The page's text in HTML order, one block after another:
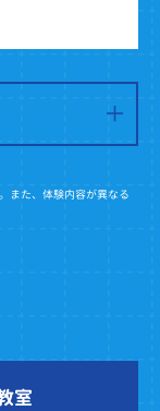
また、体験内容が異なる
室